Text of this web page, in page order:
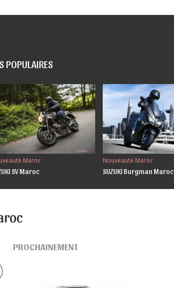
POPULAIRES
Maroc
SV Maroc
Nouveauté Maroc
SUZUKI Burgman Maroc
PROCHAINEMENT